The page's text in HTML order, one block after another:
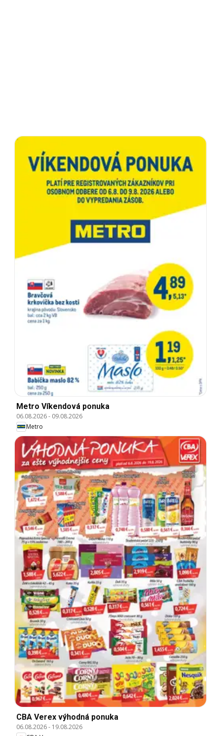
Metro Víkendová ponuka
06.08.2026- 09.08.2026
Metro
CBA Verex výhodná ponuka
06.08.2026- 19.08.2026